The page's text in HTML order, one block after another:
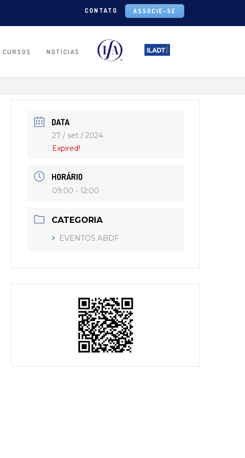
CONTATO ASSOCIE-SE
CURSOS NOTÍCIAS
DATA
27 / set / 2024
Expired!
HORÁRIO
09:00 - 12:00
CATEGORIA
EVENTOS ABDF